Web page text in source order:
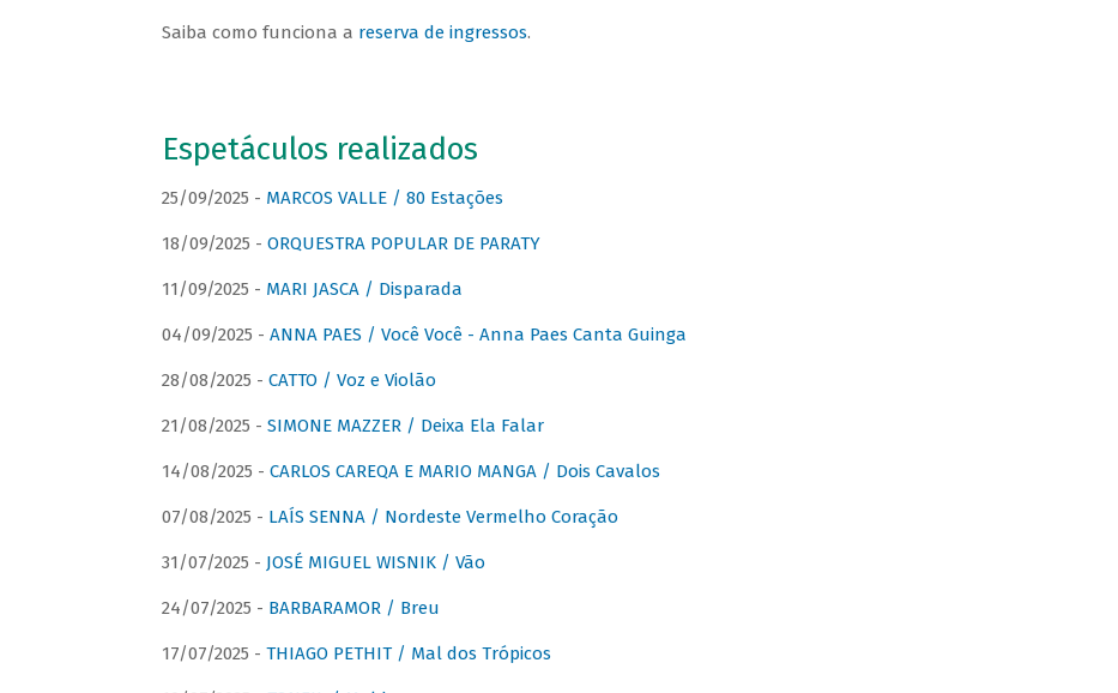
Saiba como funciona a reserva de ingressos.
Espetáculos realizados
25/09/2025 - MARCOS VALLE / 80 Estações
18/09/2025 - ORQUESTRA POPULAR DE PARATY
11/09/2025 - MARI JASCA / Disparada
04/09/2025 - ANNA PAES / Você Você - Anna Paes Canta Guinga
28/08/2025 - CATTO / Voz e Violão
21/08/2025 - SIMONE MAZZER / Deixa Ela Falar
14/08/2025 - CARLOS CAREQA E MARIO MANGA / Dois Cavalos
07/08/2025 - LAÍS SENNA / Nordeste Vermelho Coração
31/07/2025 - JOSÉ MIGUEL WISNIK / Vão
24/07/2025 - BARBARAMOR / Breu
17/07/2025 - THIAGO PETHIT / Mal dos Trópicos